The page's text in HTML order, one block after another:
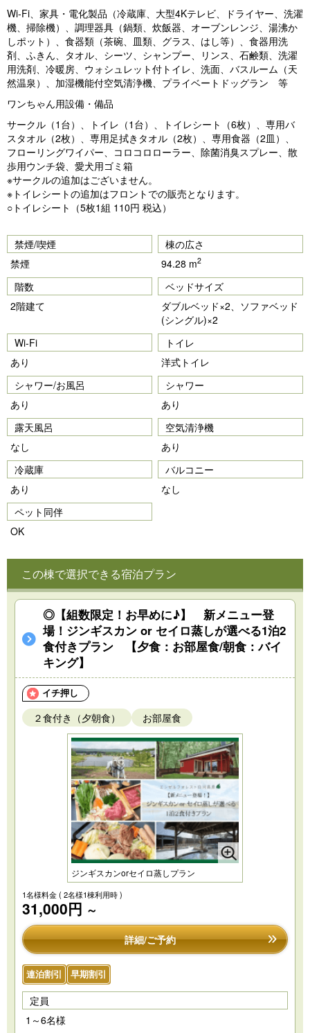
Wi-Fi、家具・電化製品（冷蔵庫、大型4Kテレビ、ドライヤー、洗濯
機、掃除機）、調理器具（鍋類、炊飯器、オーブンレンジ、湯沸か
しポット）、食器類（茶碗、皿類、グラス、はし等）、食器用洗
剤、ふきん、タオル、シーツ、シャンプー、リンス、石鹸類、洗濯
用洗剤、冷暖房、ウォシュレット付トイレ、洗面、バスルーム（天
然温泉）、加湿機能付空気清浄機、プライベートドッグラン 等
ワンちゃん用設備・備品
サークル（1台）、トイレ（1台）、トイレシート（6枚）、専用バ
スタオル（2枚）、専用足拭きタオル（2枚）、専用食器（2皿）、
フローリングワイパー、コロコロローラー、除菌消臭スプレー、散
歩用ウンチ袋、愛犬用ゴミ箱
※サークルの追加はございません。
※トイレシートの追加はフロントでの販売となります。
○トイレシート（5枚1組 110円 税込）
禁煙/喫煙
禁煙
棟の広さ
94.28 m2
階数
2階建て
ベッドサイズ
ダブルベッド×2、ソファベッド
(シングル)×2
Wi-Fi
あり
トイレ
洋式トイレ
シャワー/お風呂
あり
シャワー
あり
露天風呂
なし
空気清浄機
あり
冷蔵庫
あり
バルコニー
なし
ペット同伴
OK
この棟で選択できる宿泊プラン
◎【組数限定！お早めに♪】 新メニュー登
場！ジンギスカン or セイロ蒸しが選べる1泊2
食付きプラン 【夕食：お部屋食/朝食：バイ
キング】
イチ押し
２食付き（夕朝食） お部屋食
ジンギスカンorセイロ蒸しプラン
1名様料金( 2名様1棟利用時 )
31,000円 ～
詳細/ご予約
連泊割引 早期割引
定員
1～6名様